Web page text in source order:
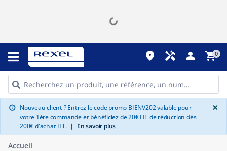
place handyman person shopping_cart0
info Nouveau client ? Entrez le code promo BIENV202 valable pour
votre 1ère commande et bénéficiez de 20€ HT de réduction dès
200€ d'achat HT. | En savoir plus
×
Accueil